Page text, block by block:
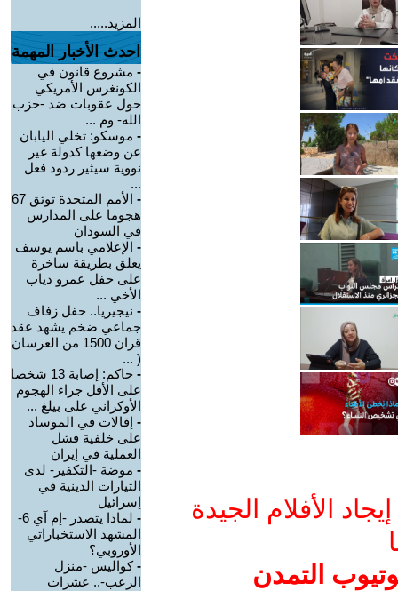
الأفلام الجيدة
التمدن
المزيد.....
احدث الأخبار المهمة
- مشروع قانون في
الكونغرس الأمريكي
حول عقوبات ضد -حزب
الله- وم ...
- موسكو: تخلي اليابان
عن وضعها كدولة غير
نووية سيثير ردود فعل
...
-
الأمم المتحدة توثق 67
هجوما على المدارس
في السودان
- الإعلامي باسم يوسف
يعلق بطريقة ساخرة
على حفل عمرو دياب
الأخي ...
- نيجيريا.. حفل زفاف
جماعي ضخم يشهد عقد
قران 1500 من العرسان
( ...
-
حاكم: إصابة 13 شخصا
على الأقل جراء الهجوم
الأوكراني على بيلغ ...
- إقالات في الموساد
على خلفية فشل
العملية في إيران
- موضة -التكفير- لدى
التيارات الدينية في
إسرائيل
-
لماذا يتصدر -إم آي 6-
المشهد الاستخباراتي
الأوروبي؟
-كواليس -منزل
الرعب-.. عشرات